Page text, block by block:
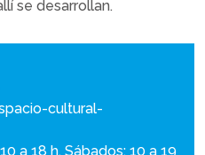
se desarrollan.
cultural-
a 18 h. Sábados: 10 a 19